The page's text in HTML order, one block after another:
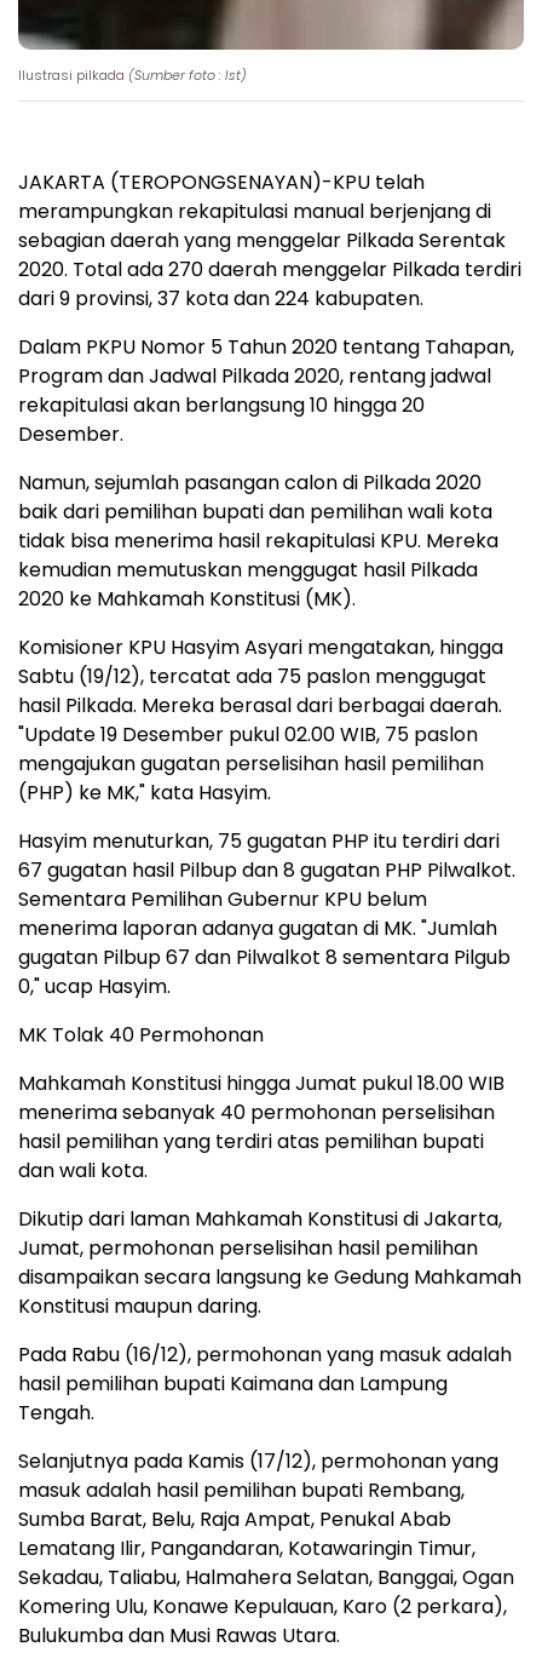
Ilustrasi pilkada (Sumber foto : Ist)
JAKARTA (TEROPONGSENAYAN)-KPU telah
merampungkan rekapitulasi manual berjenjang di
sebagian daerah yang menggelar Pilkada Serentak
2020. Total ada 270 daerah menggelar Pilkada terdiri
dari 9 provinsi, 37 kota dan 224 kabupaten.
Dalam PKPU Nomor 5 Tahun 2020 tentang Tahapan,
Program dan Jadwal Pilkada 2020, rentang jadwal
rekapitulasi akan berlangsung 10 hingga 20
Desember.
Namun, sejumlah pasangan calon di Pilkada 2020
baik dari pemilihan bupati dan pemilihan wali kota
tidak bisa menerima hasil rekapitulasi KPU. Mereka
kemudian memutuskan menggugat hasil Pilkada
2020 ke Mahkamah Konstitusi (MK).
Komisioner KPU Hasyim Asyari mengatakan, hingga
Sabtu (19/12), tercatat ada 75 paslon menggugat
hasil Pilkada. Mereka berasal dari berbagai daerah.
"Update 19 Desember pukul 02.00 WIB, 75 paslon
mengajukan gugatan perselisihan hasil pemilihan
(PHP) ke MK," kata Hasyim.
Hasyim menuturkan, 75 gugatan PHP itu terdiri dari
67 gugatan hasil Pilbup dan 8 gugatan PHP Pilwalkot.
Sementara Pemilihan Gubernur KPU belum
menerima laporan adanya gugatan di MK. "Jumlah
gugatan Pilbup 67 dan Pilwalkot 8 sementara Pilgub
0," ucap Hasyim.
MK Tolak 40 Permohonan
Mahkamah Konstitusi hingga Jumat pukul 18.00 WIB
menerima sebanyak 40 permohonan perselisihan
hasil pemilihan yang terdiri atas pemilihan bupati
dan wali kota.
Dikutip dari laman Mahkamah Konstitusi di Jakarta,
Jumat, permohonan perselisihan hasil pemilihan
disampaikan secara langsung ke Gedung Mahkamah
Konstitusi maupun daring.
Pada Rabu (16/12), permohonan yang masuk adalah
hasil pemilihan bupati Kaimana dan Lampung
Tengah.
Selanjutnya pada Kamis (17/12), permohonan yang
masuk adalah hasil pemilihan bupati Rembang,
Sumba Barat, Belu, Raja Ampat, Penukal Abab
Lematang Ilir, Pangandaran, Kotawaringin Timur,
Sekadau, Taliabu, Halmahera Selatan, Banggai, Ogan
Komering Ulu, Konawe Kepulauan, Karo (2 perkara),
Bulukumba dan Musi Rawas Utara.